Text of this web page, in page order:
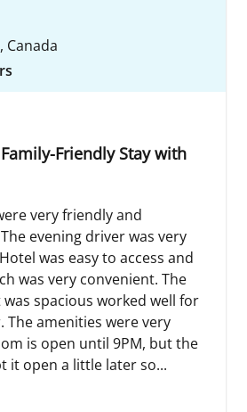
Canada
Friendly Stay with
very friendly and
evening driver was very
was easy to access and
was very convenient. The
spacious worked well for
The amenities were very
is open until 9PM, but the
it open a little later so...